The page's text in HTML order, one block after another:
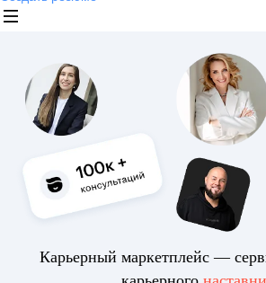
Карьерный маркетплейс —